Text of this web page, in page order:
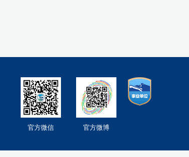
官方微信 官方微博